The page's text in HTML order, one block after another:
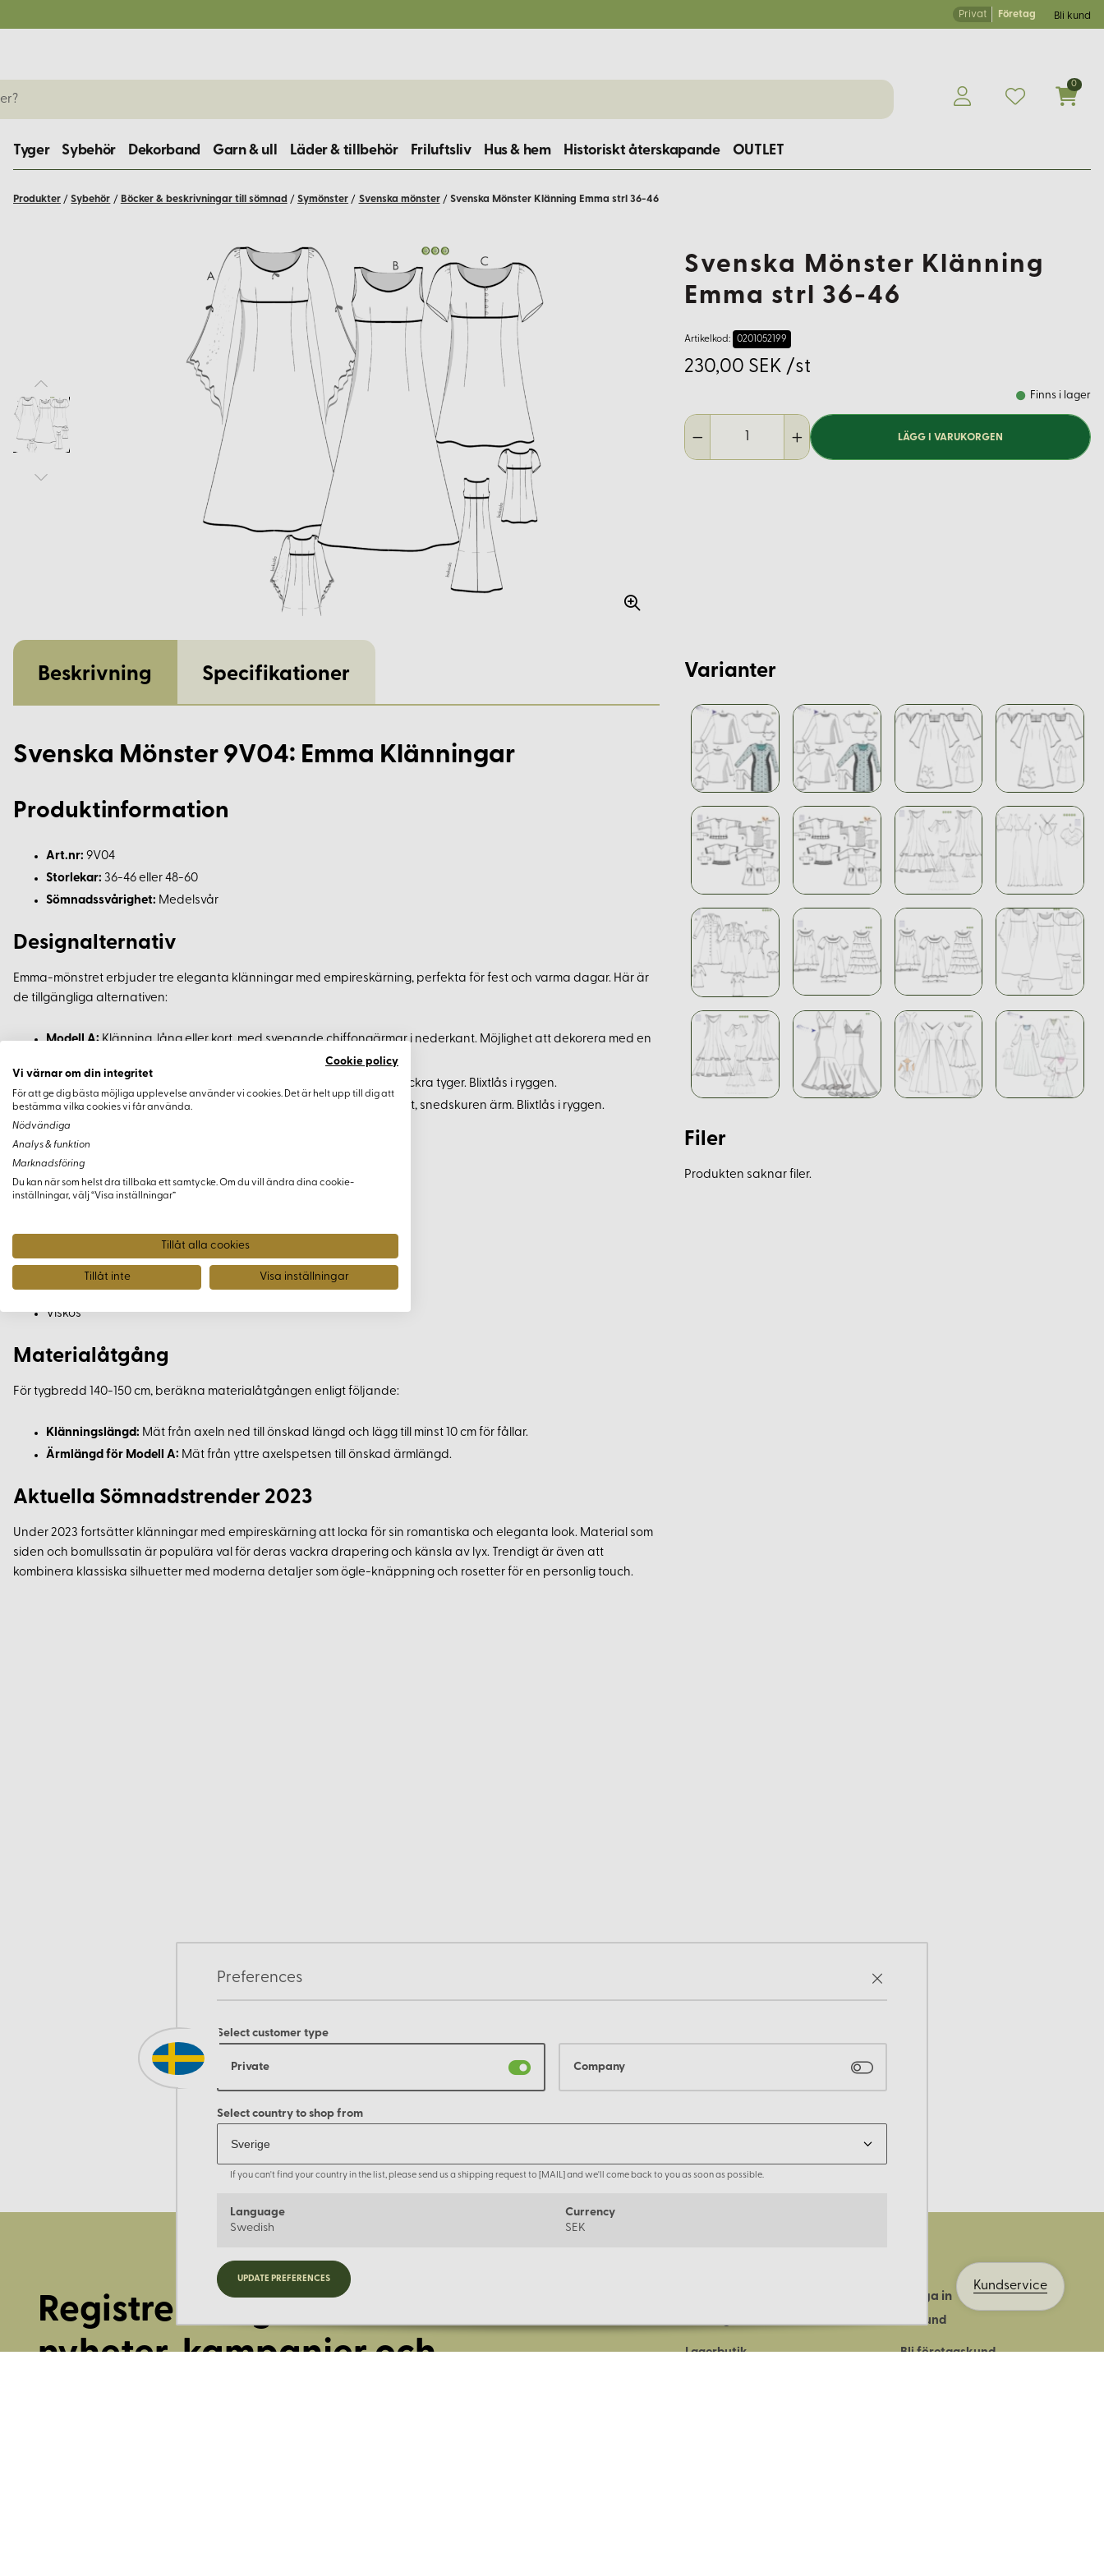
Kundservice
Preferences
Select customer type
Private Company
Select country to shop from
If you can't find your country in the list, please send us a shipping request to [MAIL] and we'll come back to you as soon as possible.
Language
Swedish
Currency
SEK
UPDATE PREFERENCES
Privat Företag Bli kund
0
Tyger Sybehör Dekorband Garn & ull Läder & tillbehör Friluftsliv Hus & hem Historiskt återskapande OUTLET
Produkter / Sybehör / Böcker & beskrivningar till sömnad / Symönster / Svenska mönster / Svenska Mönster Klänning Emma strl 36-46
Svenska Mönster Klänning
Emma strl 36-46
Artikelkod: 0201052199
230,00 SEK /st
Finns i lager
LÄGG I VARUKORGEN
Beskrivning Specifikationer
Svenska Mönster 9V04: Emma Klänningar
Produktinformation
Art.nr: 9V04
Storlekar: 36-46 eller 48-60
Sömnadssvårighet: Medelsvår
Designalternativ
Emma-mönstret erbjuder tre eleganta klänningar med empireskärning, perfekta för fest och varma dagar. Här är
de tillgängliga alternativen:
Modell A:Klänning, lång eller kort, med svepande chiffongärmar i nederkant. Möjlighet att dekorera med en
liten rosett på ärmar och vid ringningen. Blixtlås i ryggen.
Ärmfri klänning, lång eller kort, hyperenkel modell för vackra tyger. Blixtlås i ryggen.
Modell C:Kort klänning med ögle-knäppning över bysten och kort, snedskuren ärm. Blixtlås i ryggen.
Material och Tygval
Detta mönster passar en mängd olika tyger, inklusive:
Bomullssatin
Linne
Viskos
Materialåtgång
För tygbredd 140-150 cm, beräkna materialåtgången enligt följande:
Klänningslängd: Mät från axeln ned till önskad längd och lägg till minst 10 cm för fållar.
Ärmlängd för Modell A: Mät från yttre axelspetsen till önskad ärmlängd.
Aktuella Sömnadstrender 2023
Under 2023 fortsätter klänningar med empireskärning att locka för sin romantiska och eleganta look. Material som
siden och bomullssatin är populära val för deras vackra drapering och känsla av lyx. Trendigt är även att
kombinera klassiska silhuetter med moderna detaljer som ögle-knäppning och rosetter för en personlig touch.
Varianter
Filer
Produkten saknar filer.
Registrera dig för
nyheter, kampanjer och
Företagets historia
Lagerbutik
Logga in
Bli kund
Bli företagskund
Cookie policy
Vi värnar om din integritet
För att ge dig bästa möjliga upplevelse använder vi cookies. Det är helt upp till dig att
bestämma vilka cookies vi får använda.
Nödvändiga
Analys & funktion
Marknadsföring
Du kan när som helst dra tillbaka ett samtycke. Om du vill ändra dina cookie-
inställningar, välj “Visa inställningar”
Tillåt alla cookies
Tillåt inte Visa inställningar